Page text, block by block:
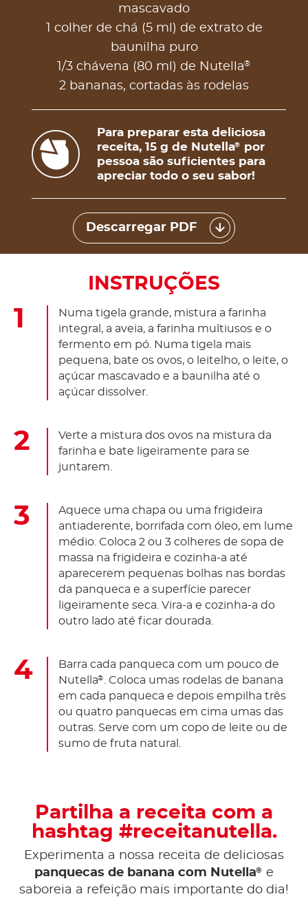
mascavado
1 colher de chá (5 ml) de extrato de
baunilha puro
1/3 chávena (80 ml) de Nutella®
2 bananas, cortadas às rodelas
Para preparar esta deliciosa
receita, 15 g de Nutella®
por
pessoa são suficientes para
apreciar todo o seu sabor!
Descarregar PDF
INSTRUÇÕES
Numa tigela grande, mistura a farinha
integral, a aveia, a farinha multiusos e o
fermento em pó. Numa tigela mais
pequena, bate os ovos, o leitelho, o leite, o
açúcar mascavado e a baunilha até o
açúcar dissolver.
Verte a mistura dos ovos na mistura da
farinha e bate ligeiramente para se
juntarem.
Aquece uma chapa ou uma frigideira
antiaderente, borrifada com óleo, em lume
médio. Coloca 2 ou 3 colheres de sopa de
massa na frigideira e cozinha-a até
aparecerem pequenas bolhas nas bordas
da panqueca e a superfície parecer
ligeiramente seca. Vira-a e cozinha-a do
outro lado até ficar dourada.
Barra cada panqueca com um pouco de
Nutella®
. Coloca umas rodelas de banana
em cada panqueca e depois empilha três
ou quatro panquecas em cima umas das
outras. Serve com um copo de leite ou de
sumo de fruta natural.
Partilha a receita com a
hashtag #receitanutella.
Experimenta a nossa receita de deliciosas
panquecas de banana com Nutella® e
saboreia a refeição mais importante do dia!